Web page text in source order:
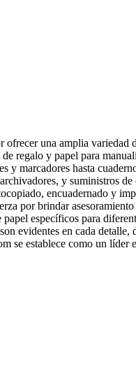
una amplia variedad
regalo y papel para
marcadores hasta
y suministros
encuadernado y
por brindar
específicos para
evidentes en cada
establece como un